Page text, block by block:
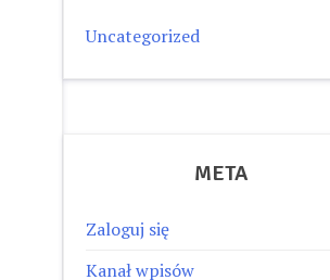
Uncategorized
META
Zaloguj się
Kanał wpisów